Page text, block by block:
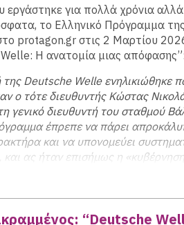
σε4000 παραλήπτες, οι
εβδομάδα όλες τις θεατρικές
τις παρουσιάσεις βιβλίων
για πολλά χρόνια αλλά
το Ελληνικό Πρόγραμμα
protagon.gr στις 2 Μαρτίου
Η ανατομία μιας
Deutsche Welle ενηλικιώθηκε
ο τότε διευθυντής Κώστας
γενικό διευθυντή του σταθμού
έπρεπε να πάρει
και να υπονομεύει
ας ήταν επισήμως η
“Deutsche